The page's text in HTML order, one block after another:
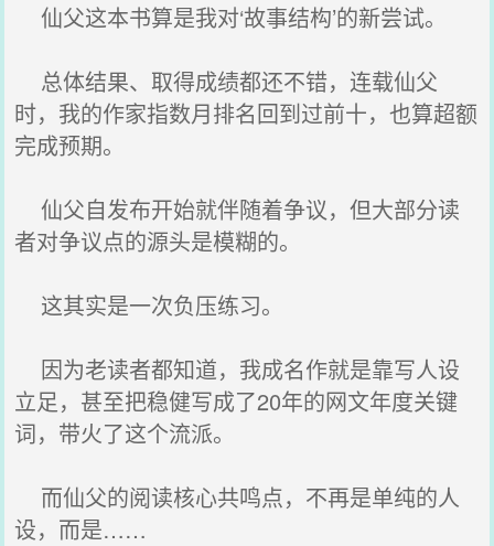
仙父这本书算是我对‘故事结构’的新尝试。
总体结果、取得成绩都还不错，连载仙父
时，我的作家指数月排名回到过前十，也算超额
完成预期。
仙父自发布开始就伴随着争议，但大部分读
者对争议点的源头是模糊的。
这其实是一次负压练习。
因为老读者都知道，我成名作就是靠写人设
立足，甚至把稳健写成了20年的网文年度关键
词，带火了这个流派。
而仙父的阅读核心共鸣点，不再是单纯的人
设，而是……